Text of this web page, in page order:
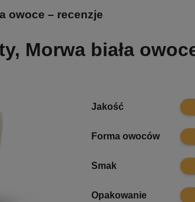
owoce – recenzje
Morwa biała
Jakość 10
Forma owoców 9.9
Smak 10
Opakowanie 10